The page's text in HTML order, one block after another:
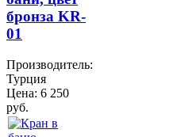
бронза KR-
01
Производитель:
Турция
Цена: 6 250
руб.